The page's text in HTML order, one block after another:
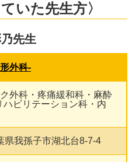
いた先生方〉
先生
外科‐
外科・疼痛緩和科・麻酔
ビリテーション科・内
県我孫子市湖北台8-7-4